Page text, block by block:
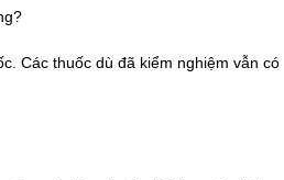
Các thuốc dù đã kiểm nghiệm vẫn có